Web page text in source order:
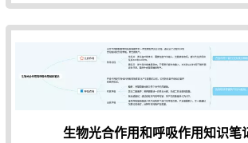
生物光合作用和呼吸作用知识笔